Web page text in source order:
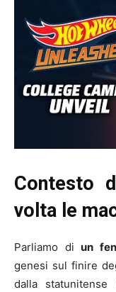
Contesto
volta le
Parliamo di un
genesi sul finire
dalla statunitense